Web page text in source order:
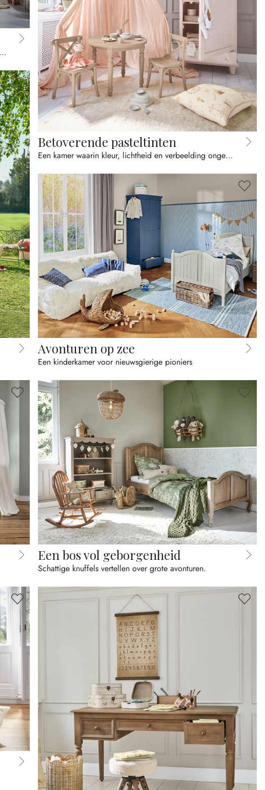
Een kinderkamer waarin kleine dromers de nachtelijke hemel kunnen aanraken
Betoverende pasteltinten
Een kamer waarin kleur, lichtheid en verbeelding ongehinderd samenkomen.
Avonturen op zee
Een kinderkamer voor nieuwsgierige pioniers
Een bos vol geborgenheid
Schattige knuffels vertellen over grote avonturen.